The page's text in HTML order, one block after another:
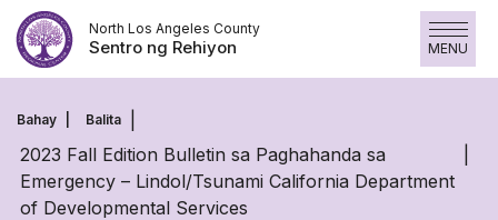
Laktawan
ang
nilalaman
North Los Angeles County
Sentro ng Rehiyon MENU
Bahay Balita
2023 Fall Edition Bulletin sa Paghahanda sa
Emergency – Lindol/Tsunami California Department
of Developmental Services